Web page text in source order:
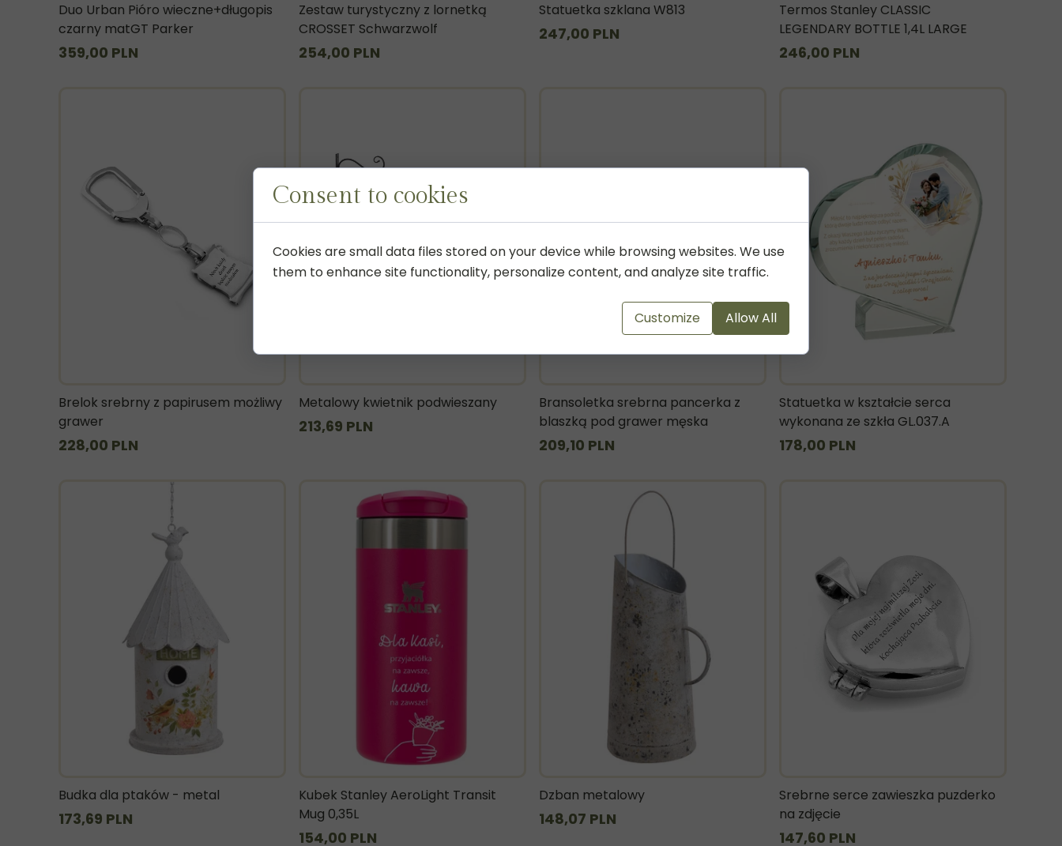
Duo Urban Pióro wieczne+długopis
czarny matGT Parker
359,00 PLN
Zestaw turystyczny z lornetką
CROSSET Schwarzwolf
254,00 PLN
Statuetka szklana W813
247,00 PLN
Termos Stanley CLASSIC
LEGENDARY BOTTLE 1,4L LARGE
246,00 PLN
Brelok srebrny z papirusem możliwy
grawer
228,00 PLN
Metalowy kwietnik podwieszany
213,69 PLN
Bransoletka srebrna pancerka z
blaszką pod grawer męska
209,10 PLN
Statuetka w kształcie serca
wykonana ze szkła GL.037.A
178,00 PLN
Budka dla ptaków - metal
173,69 PLN
Kubek Stanley AeroLight Transit
Mug 0,35L
154,00 PLN
Dzban metalowy
148,07 PLN
Srebrne serce zawieszka puzderko
na zdjęcie
147,60 PLN
Consent to cookies
Cookies are small data files stored on your device while browsing websites. We use
them to enhance site functionality, personalize content, and analyze site traffic.
Customize Allow All